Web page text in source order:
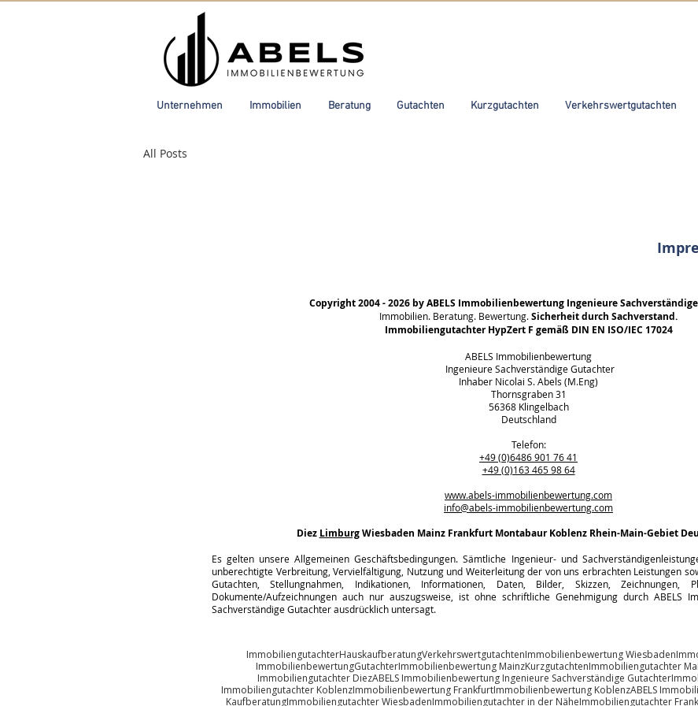
Unternehmen Immobilien Beratung Gutachten Kurzgutachten Verkehrswertgutachten
All Posts
Copyright 2004 - 2026 by ABELS Immobilienbewertung Ingenieure
Immobilien. Beratung. Bewertung.Sicherheit durch Sachverstand.
Immobiliengutachter HypZert F gemäß DIN EN ISO/IEC 17024
ABELS Immobilienbewertung
Ingenieure Sachverständige Gutachter
Inhaber Nicolai S. Abels (M.Eng)
Thornsgraben 31
56368 Klingelbach
Deutschland
Telefon:
+49 (0)6486 901 76 41
+49 (0)163 465 98 64
www.abels-immobilienbewertung.com
info@abels-immobilienbewertung.com
Diez LimburgWiesbaden Mainz Frankfurt Montabaur Koblenz Rhein-Main-Gebiet
Es gelten unsere Allgemeinen Geschäftsbedingungen. Sämtliche Ingenieur- und
unberechtigte Verbreitung, Vervielfältigung, Nutzung und Weiterleitung der von uns erbrachten Leistungen
Gutachten, Stellungnahmen, Indikationen, Informationen, Daten, Bilder, Skizzen, Zeichnungen,
Dokumente/Aufzeichnungen auch nur auszugsweise, ist ohne schriftliche Genehmigung durch ABELS
Sachverständige Gutachter ausdrücklich untersagt.
ImmobiliengutachterHauskaufberatungVerkehrswertgutachtenImmobilienbewertung Wiesbaden
ImmobilienbewertungGutachterImmobilienbewertung MainzKurzgutachtenImmobiliengutachter
Immobiliengutachter DiezABELS Immobilienbewertung Ingenieure Sachverständige Gutachter
Immobiliengutachter KoblenzImmobilienbewertung FrankfurtImmobilienbewertung KoblenzABELS
KaufberatungImmobiliengutachter WiesbadenImmobiliengutachter in der NäheImmobiliengutachter